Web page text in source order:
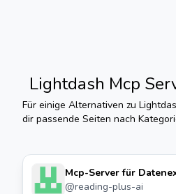
Lightdash Mcp
Für einige Alternativen zu
dir passende Seiten nach
Mcp-Server für
@reading-plus-ai